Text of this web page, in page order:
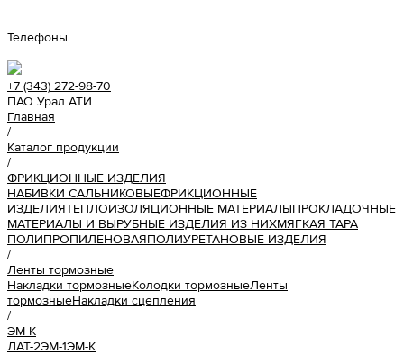
Телефоны
+7 (343) 272-98-70
ПАО Урал АТИ
Главная
/
Каталог продукции
/
ФРИКЦИОННЫЕ ИЗДЕЛИЯ
НАБИВКИ САЛЬНИКОВЫЕФРИКЦИОННЫЕ
ИЗДЕЛИЯТЕПЛОИЗОЛЯЦИОННЫЕ МАТЕРИАЛЫПРОКЛАДОЧНЫЕ
МАТЕРИАЛЫ И ВЫРУБНЫЕ ИЗДЕЛИЯ ИЗ НИХМЯГКАЯ ТАРА
ПОЛИПРОПИЛЕНОВАЯПОЛИУРЕТАНОВЫЕ ИЗДЕЛИЯ
/
Ленты тормозные
Накладки тормозныеКолодки тормозныеЛенты
тормозныеНакладки сцепления
/
ЭМ-К
ЛАТ-2ЭМ-1ЭМ-К